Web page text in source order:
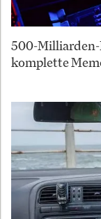
500-Milliarden-
komplette